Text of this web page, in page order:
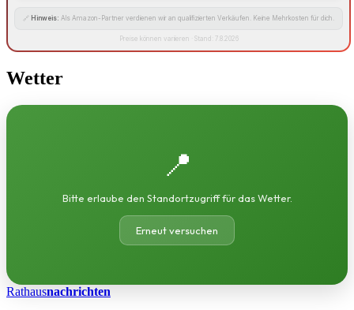
🔗 Hinweis: Als Amazon-Partner verdienen wir an qualifizierten Verkäufen. Keine Mehrkosten für dich.
Preise können variieren · Stand: 7.8.2026
Wetter
📍
Bitte erlaube den Standortzugriff für das Wetter.
Erneut versuchen
Rathausnachrichten